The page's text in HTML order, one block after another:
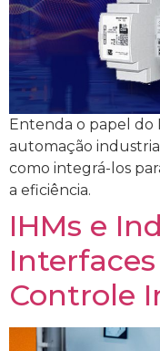
Entenda o papel do
automação
como integrá-los
a eficiência.
IHMs e
Controle